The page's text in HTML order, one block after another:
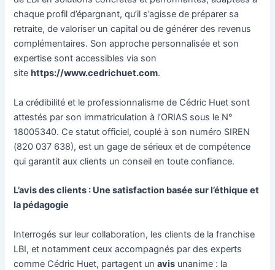
chaque profil d’épargnant, qu’il s’agisse de préparer sa
retraite, de valoriser un capital ou de générer des revenus
complémentaires. Son approche personnalisée et son
expertise sont accessibles via son
site https://www.cedrichuet.com.
La crédibilité et le professionnalisme de Cédric Huet sont
attestés par son immatriculation à l’ORIAS sous le N°
18005340. Ce statut officiel, couplé à son numéro SIREN
(820 037 638), est un gage de sérieux et de compétence
qui garantit aux clients un conseil en toute confiance.
L’avis des clients : Une satisfaction basée sur l’éthique et
la pédagogie
Interrogés sur leur collaboration, les clients de la franchise
LBI, et notamment ceux accompagnés par des experts
comme Cédric Huet, partagent unavis unanime : la